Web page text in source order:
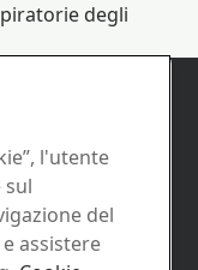
degli
l'utente
sul
del
assistere